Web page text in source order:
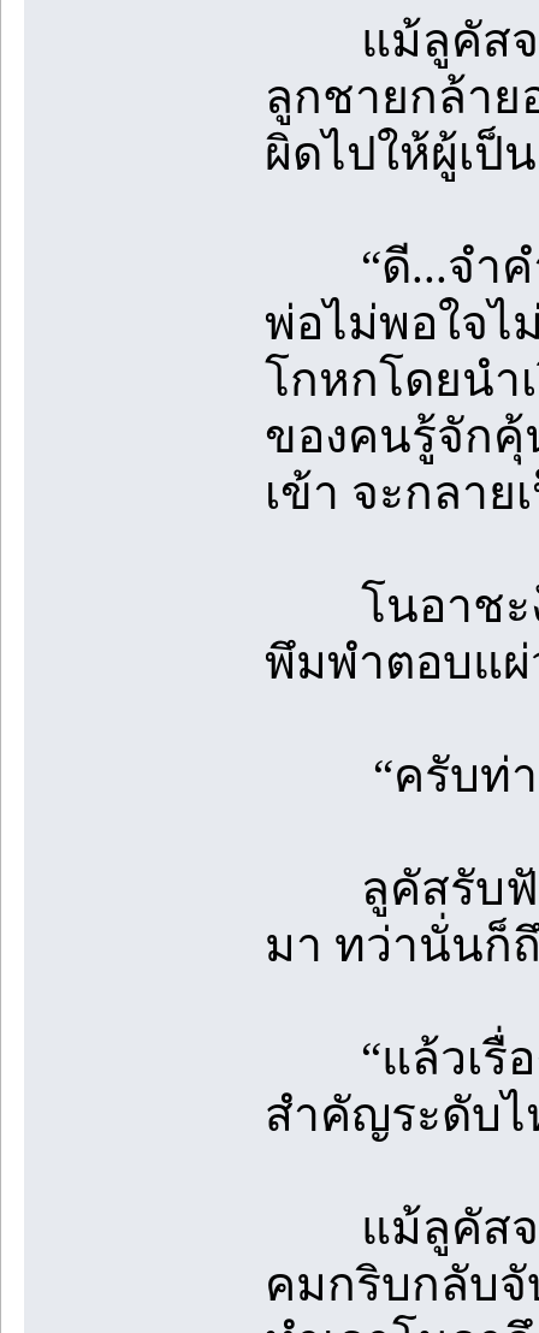
แม้ลูคัสจะ
ลูกชายกล้าย
ผิดไปให้ผู้เป็
“ดี...จำคำ
พ่อไม่พอใจไ
โกหกโดยนำ
ของคนรู้จักคุ้
เข้า จะกลาย
โนอาชะงั
พึมพำตอบแผ่
“ครับท่าน
ลูคัสรับฟัง
มา ทว่านั่นก็
“แล้วเรื่อ
สำคัญระดับไ
แม้ลูคัสจะ
คมกริบกลับ